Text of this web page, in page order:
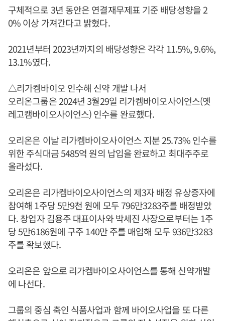
구체적으로 3년 동안은 연결재무제표 기준 배당성향을 2
0% 이상 가져간다고 밝혔다.
2021년부터 2023년까지의 배당성향은 각각 11.5%, 9.6%,
13.1%였다.
△리가켐바이오 인수해 신약 개발 나서
오리온그룹은 2024년 3월29일 리가켐바이오사이언스(옛
레고캠바이오사이언스) 인수를 완료했다.
오리온은 이날 리가켐바이오사이언스 지분 25.73% 인수를
위한 주식대금 5485억 원의 납입을 완료하고 최대주주로
올라섰다.
오리온은 리가켐바이오사이언스의 제3자 배정 유상증자에
참여해 1주당 5만9천 원에 모두 796만3283주를 배정받았
다. 창업자 김용주 대표이사와 박세진 사장으로부터는 1주
당 5만6186원에 구주 140만 주를 매입해 모두 936만3283
주를 확보했다.
오리온은 앞으로 리가켐바이오사이언스를 통해 신약개발
에 나선다.
그룹의 중심 축인 식품사업과 함께 바이오사업을 또 다른